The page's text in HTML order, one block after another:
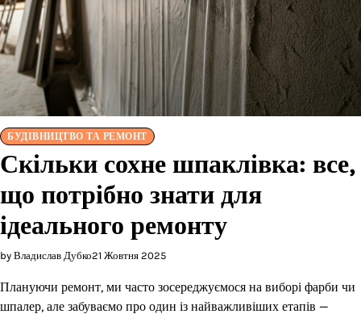
БУДІВНИЦТВО ТА РЕМОНТ
Скільки сохне шпаклівка: все,
що потрібно знати для
ідеального ремонту
by Владислав Дубко21 Жовтня 2025
Плануючи ремонт, ми часто зосереджуємося на виборі фарби чи
шпалер, але забуваємо про один із найважливіших етапів —